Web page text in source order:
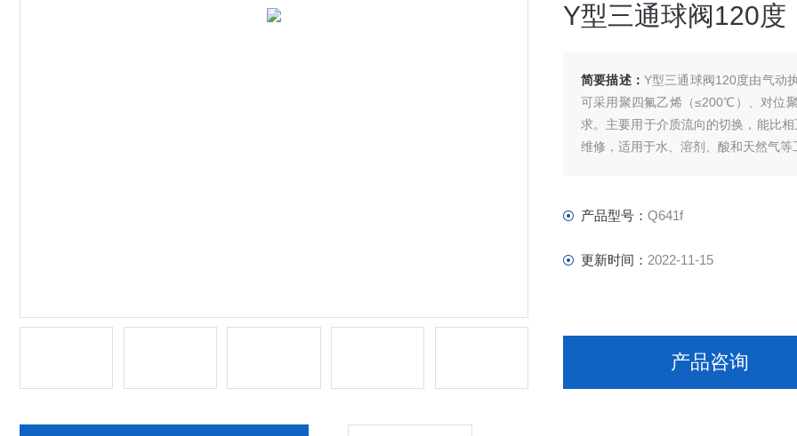
Y型三通球阀120度
简要描述： Y型三通球阀120度由气动
可采用聚四氟乙烯（≤200℃）、对位
求。主要用于介质流向的切换，能比
维修，适用于水、溶剂、酸和天然气等
产品型号： Q641f
更新时间： 2022-11-15
产品咨询